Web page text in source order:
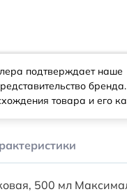
подтверждает наше
товара и его
500 мл